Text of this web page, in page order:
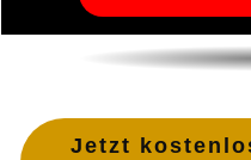
Jetzt